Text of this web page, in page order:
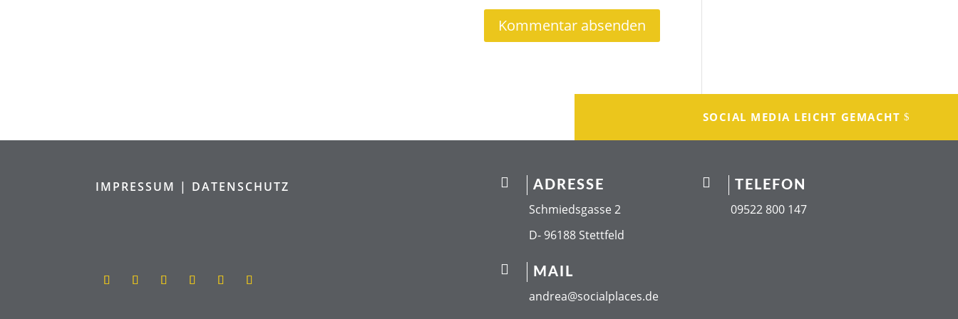
SOCIAL MEDIA LEICHT GEMACHT
IMPRESSUM | DATENSCHUTZ  ADRESSE
Schmiedsgasse 2
D- 96188 Stettfeld
 TELEFON
09522 800 147
 MAIL
andrea@socialplaces.de